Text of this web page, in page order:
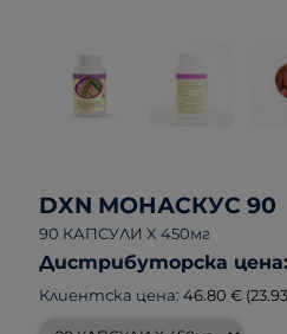
DXN МОНАСКУС 90
90 КАПСУЛИ X 450мг
Дистрибуторска цена:
Клиентска цена: 46.80 €